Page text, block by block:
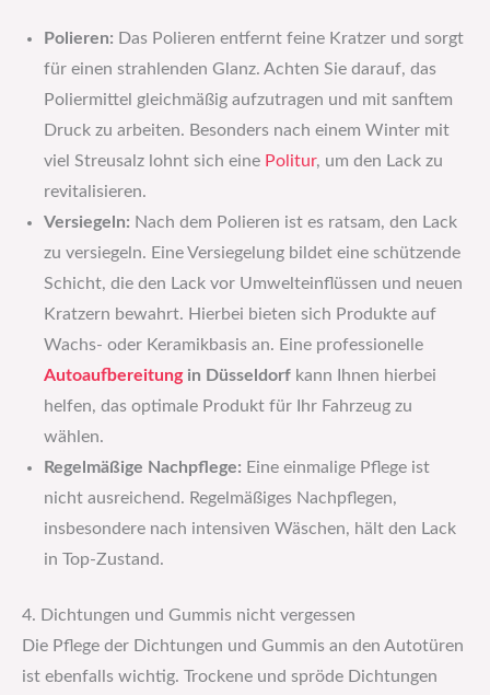
Polieren: Das Polieren entfernt feine Kratzer und sorgt
für einen strahlenden Glanz. Achten Sie darauf, das
Poliermittel gleichmäßig aufzutragen und mit sanftem
Druck zu arbeiten. Besonders nach einem Winter mit
viel Streusalz lohnt sich eine Politur, um den Lack zu
revitalisieren.
Versiegeln: Nach dem Polieren ist es ratsam, den Lack
zu versiegeln. Eine Versiegelung bildet eine schützende
Schicht, die den Lack vor Umwelteinflüssen und neuen
Kratzern bewahrt. Hierbei bieten sich Produkte auf
Wachs- oder Keramikbasis an. Eine professionelle
Autoaufbereitungin Düsseldorf kann Ihnen hierbei
helfen, das optimale Produkt für Ihr Fahrzeug zu
wählen.
Regelmäßige Nachpflege: Eine einmalige Pflege ist
nicht ausreichend. Regelmäßiges Nachpflegen,
insbesondere nach intensiven Wäschen, hält den Lack
in Top-Zustand.
4. Dichtungen und Gummis nicht vergessen
Die Pflege der Dichtungen und Gummis an den Autotüren
ist ebenfalls wichtig. Trockene und spröde Dichtungen